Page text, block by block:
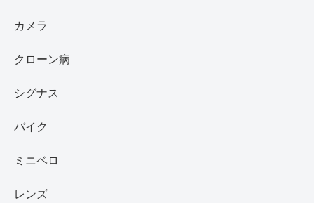
カメラ
クローン病
シグナス
バイク
ミニベロ
レンズ